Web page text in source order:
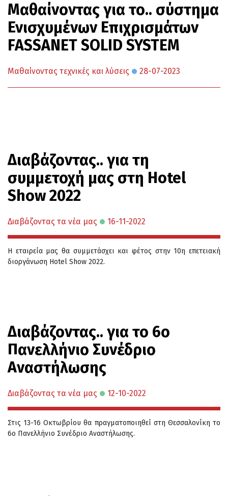
Μαθαίνοντας για το.. σύστημα
Ενισχυμένων Επιχρισμάτων
FASSANET SOLID SYSTEM
Μαθαίνοντας τεχνικές και λύσεις 28-07-2023
Διαβάζοντας.. για τη
συμμετοχή μας στη Hotel
Show 2022
Διαβάζοντας τα νέα μας 16-11-2022
Η εταιρεία μας θα συμμετάσχει και φέτος στην 10η επετειακή
διοργάνωση Hotel Show 2022.
Διαβάζοντας.. για το 6ο
Πανελλήνιο Συνέδριο
Αναστήλωσης
Διαβάζοντας τα νέα μας 12-10-2022
Στις 13-16 Οκτωβρίου θα πραγματοποιηθεί στη Θεσσαλονίκη το
6ο Πανελλήνιο Συνέδριο Αναστήλωσης.